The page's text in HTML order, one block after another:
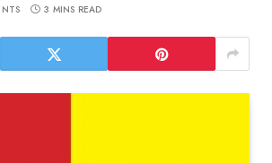
3 MINS READ